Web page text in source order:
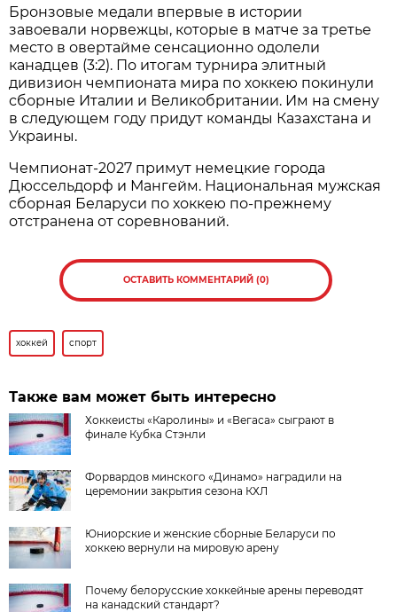
Бронзовые медали впервые в истории
завоевали норвежцы, которые в матче за третье
место в овертайме сенсационно одолели
канадцев (3:2). По итогам турнира элитный
дивизион чемпионата мира по хоккею покинули
сборные Италии и Великобритании. Им на смену
в следующем году придут команды Казахстана и
Украины.
Чемпионат-2027 примут немецкие города
Дюссельдорф и Мангейм. Национальная мужская
сборная Беларуси по хоккею по-прежнему
отстранена от соревнований.
ОСТАВИТЬ КОММЕНТАРИЙ (0)
хоккей спорт
Также вам может быть интересно
Хоккеисты «Каролины» и «Вегаса» сыграют в
финале Кубка Стэнли
Форвардов минского «Динамо» наградили на
церемонии закрытия сезона КХЛ
Юниорские и женские сборные Беларуси по
хоккею вернули на мировую арену
Почему белорусские хоккейные арены переводят
на канадский стандарт?